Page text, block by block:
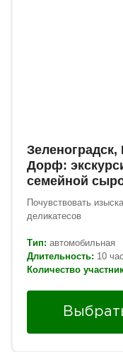
Дорф:
семейной
Почувствовать
деликатесов
Тип: автомобильная
Длительность: 10
Количество